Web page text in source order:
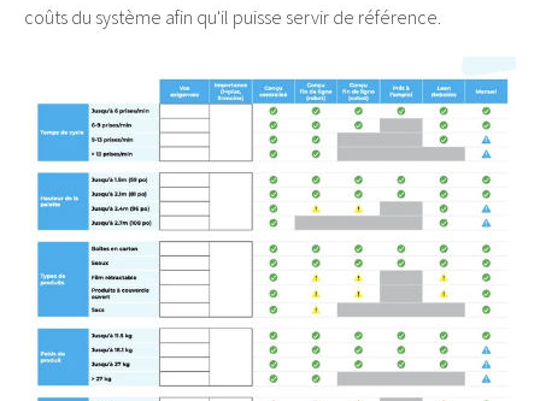
coûts du système afin qu'il puisse servir de référence.